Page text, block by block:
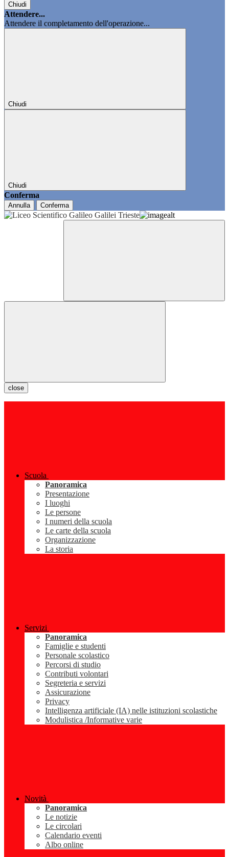
Chiudi
Attendere...
Attendere il completamento dell'operazione...
Chiudi
Chiudi
Conferma
Annulla Conferma
close
Scuola
Panoramica
Presentazione
I luoghi
Le persone
I numeri della scuola
Le carte della scuola
Organizzazione
La storia
Servizi
Panoramica
Famiglie e studenti
Personale scolastico
Percorsi di studio
Contributi volontari
Segreteria e servizi
Assicurazione
Privacy
Intelligenza artificiale (IA) nelle istituzioni scolastiche
Modulistica /Informative varie
Novità
Panoramica
Le notizie
Le circolari
Calendario eventi
Albo online